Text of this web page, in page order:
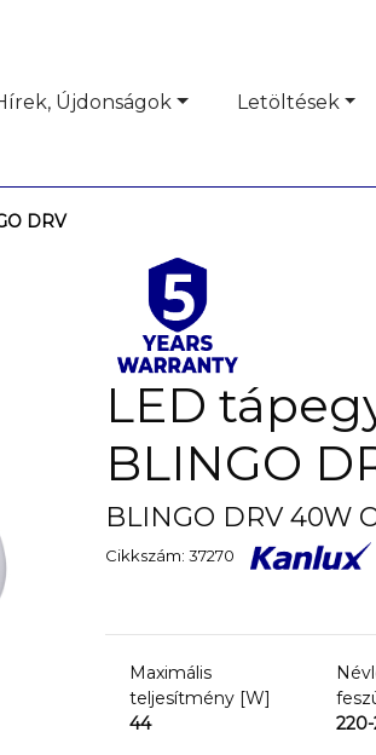
Újdonságok Letöltések
DRV
LED
BLINGO
BLINGO DRV 40W
Cikkszám: 37270
Maximális
teljesítmény [W]
44